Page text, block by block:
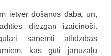
ietver došanos dabā, un,
diezgan izaicinoši.
saņemti atlīdzības
kas gūti jāņuzāļu